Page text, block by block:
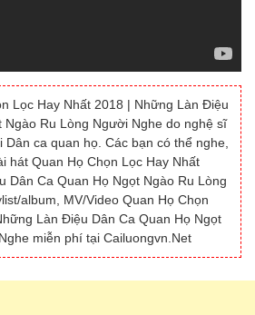
Lọc Hay Nhất 2018 | Những Làn Điệu
Ngào Ru Lòng Người Nghe do nghệ sĩ
ca quan họ. Các bạn có thể nghe,
hát Quan Họ Chọn Lọc Hay Nhất
Dân Ca Quan Họ Ngọt Ngào Ru Lòng
album, MV/Video Quan Họ Chọn
Làn Điệu Dân Ca Quan Họ Ngọt
miễn phí tại Cailuongvn.Net